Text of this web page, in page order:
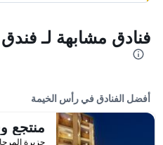
فنادق مشابهة لـ
أفضل الفنادق في رأس الخيمة